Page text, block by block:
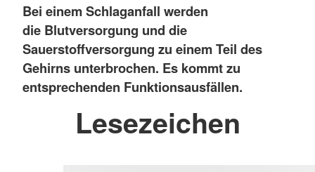
Bei einem Schlaganfall werden
die Blutversorgung und die
Sauerstoffversorgung zu einem Teil des
Gehirns unterbrochen. Es kommt zu
entsprechenden Funktionsausfällen.
Lesezeichen